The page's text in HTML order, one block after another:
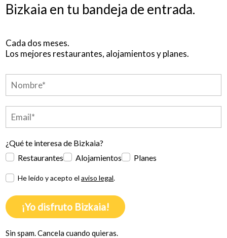
Bizkaia en tu bandeja de entrada.
Cada dos meses.
Los mejores restaurantes, alojamientos y planes.
¿Qué te interesa de Bizkaia?
Restaurantes
Alojamientos Planes
He leído y acepto elaviso legal.
¡Yo disfruto Bizkaia!
Sin spam. Cancela cuando quieras.